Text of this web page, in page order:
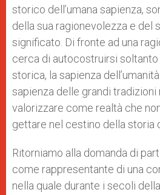
storico dell’umana sapienza,
della sua ragionevolezza e del
significato. Di fronte ad una
cerca di autocostruirsi soltanto
storica, la sapienza
sapienza delle grandi
valorizzare come realtà che
gettare nel cestino della storia
Ritorniamo alla domanda di
come rappresentante di una
nella quale durante i secoli